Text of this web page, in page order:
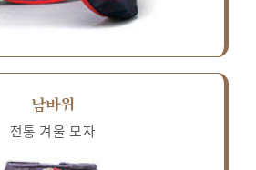
남바위
전통 겨울 모자